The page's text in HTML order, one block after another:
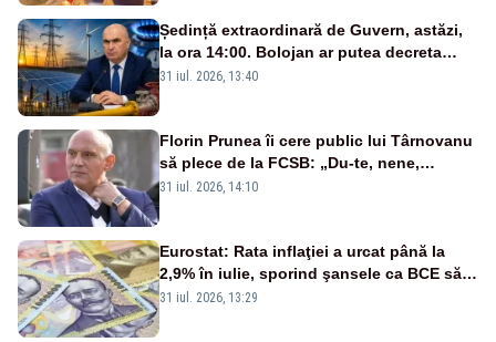
Ședință extraordinară de Guvern, astăzi,
la ora 14:00. Bolojan ar putea decreta
stare de urgență energetică
31 iul. 2026, 13:40
Florin Prunea îi cere public lui Târnovanu
să plece de la FCSB: „Du-te, nene,
învârtindu-te!”
31 iul. 2026, 14:10
Eurostat: Rata inflaţiei a urcat până la
2,9% în iulie, sporind şansele ca BCE să
majoreze dobânda
31 iul. 2026, 13:29